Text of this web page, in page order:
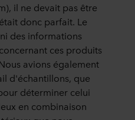
il ne devait pas être
donc parfait. Le
des informations
ces produits
avions également
d'échantillons, que
déterminer celui
en combinaison